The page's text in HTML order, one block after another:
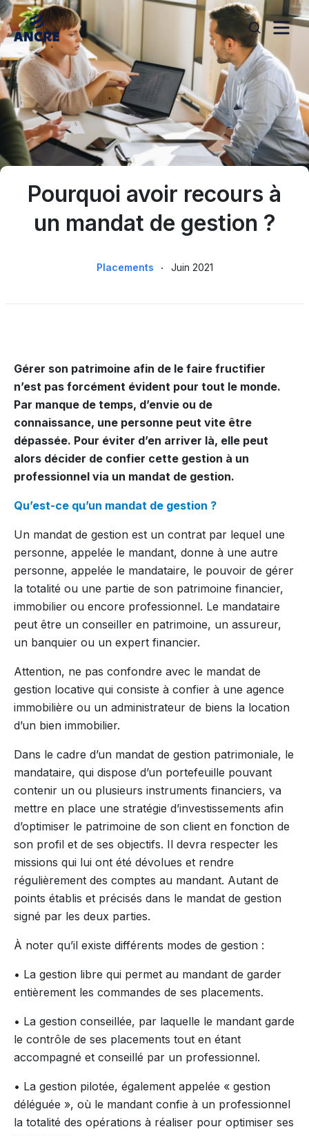
Aller au contenu
search
Pourquoi avoir recours à
un mandat de gestion ?
Placements Juin 2021
Gérer son patrimoine afin de le faire fructifier
n’est pas forcément évident pour tout le monde.
Par manque de temps, d’envie ou de
connaissance, une personne peut vite être
dépassée. Pour éviter d’en arriver là, elle peut
alors décider de confier cette gestion à un
professionnel via un mandat de gestion.
Qu’est-ce qu’un mandat de gestion ?
Un mandat de gestion est un contrat par lequel une
personne, appelée le mandant, donne à une autre
personne, appelée le mandataire, le pouvoir de gérer
la totalité ou une partie de son patrimoine financier,
immobilier ou encore professionnel. Le mandataire
peut être un conseiller en patrimoine, un assureur,
un banquier ou un expert financier.
Attention, ne pas confondre avec le mandat de
gestion locative qui consiste à confier à une agence
immobilière ou un administrateur de biens la location
d’un bien immobilier.
Dans le cadre d’un mandat de gestion patrimoniale, le
mandataire, qui dispose d’un portefeuille pouvant
contenir un ou plusieurs instruments financiers, va
mettre en place une stratégie d’investissements afin
d’optimiser le patrimoine de son client en fonction de
son profil et de ses objectifs. Il devra respecter les
missions qui lui ont été dévolues et rendre
régulièrement des comptes au mandant. Autant de
points établis et précisés dans le mandat de gestion
signé par les deux parties.
À noter qu’il existe différents modes de gestion :
• La gestion libre qui permet au mandant de garder
entièrement les commandes de ses placements.
• La gestion conseillée, par laquelle le mandant garde
le contrôle de ses placements tout en étant
accompagné et conseillé par un professionnel.
• La gestion pilotée, également appelée « gestion
déléguée », où le mandant confie à un professionnel
la totalité des opérations à réaliser pour optimiser ses